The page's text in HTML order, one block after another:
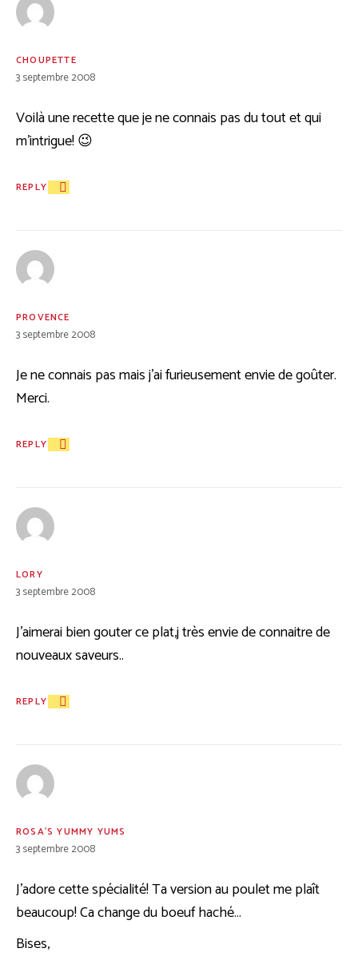
CHOUPETTE
3 septembre 2008
Voilà une recette que je ne connais pas du tout et qui
m’intrigue! 😉
REPLY
PROVENCE
3 septembre 2008
Je ne connais pas mais j’ai furieusement envie de goûter.
Merci.
REPLY
LORY
3 septembre 2008
J’aimerai bien gouter ce plat,j très envie de connaitre de
nouveaux saveurs..
REPLY
ROSA'S YUMMY YUMS
3 septembre 2008
J’adore cette spécialité! Ta version au poulet me plaît
beaucoup! Ca change du boeuf haché…
Bises,